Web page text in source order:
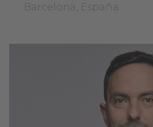
Barcelona, España